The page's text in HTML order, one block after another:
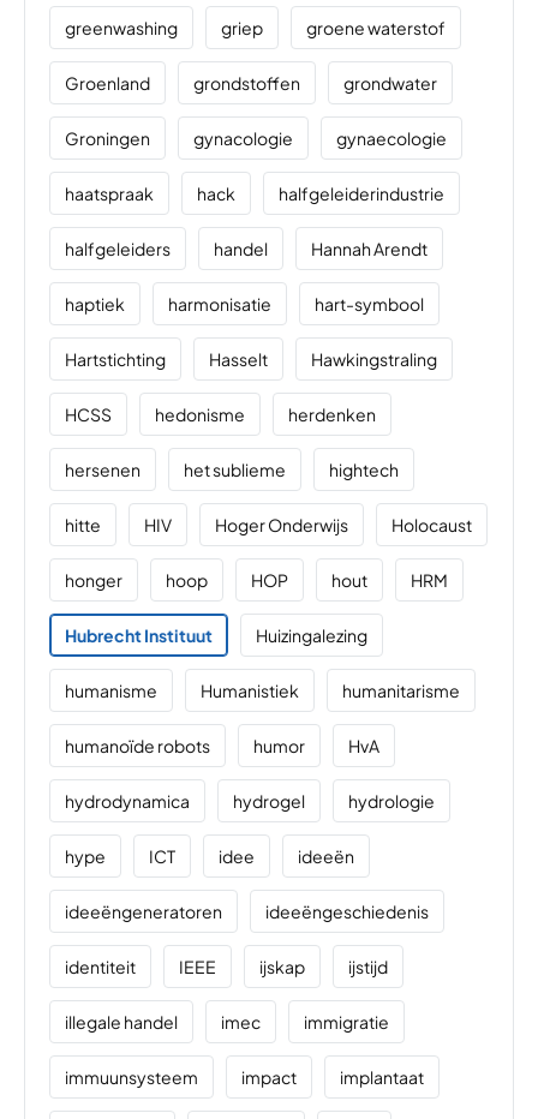
greenwashing griep groene waterstof
Groenland grondstoffen grondwater
Groningen gynacologie gynaecologie
haatspraak hack halfgeleiderindustrie
halfgeleiders handel Hannah Arendt
haptiek harmonisatie hart-symbool
Hartstichting Hasselt Hawkingstraling
HCSS hedonisme herdenken
hersenen het sublieme hightech
hitte HIV Hoger Onderwijs Holocaust
honger hoop HOP hout HRM
Hubrecht Instituut Huizingalezing
humanisme Humanistiek humanitarisme
humanoïde robots humor HvA
hydrodynamica hydrogel hydrologie
hype ICT idee ideeën
ideeëngeneratoren ideeëngeschiedenis
identiteit IEEE ijskap ijstijd
illegale handel imec immigratie
immuunsysteem impact implantaat